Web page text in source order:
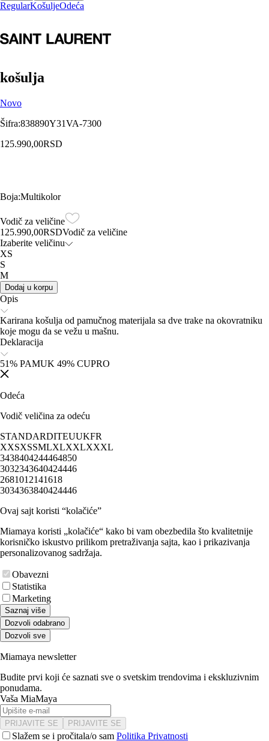
RegularKošuljeOdeća
košulja
Novo
Šifra:838890Y31VA-7300
125.990,00RSD
Boja:Multikolor
Vodič za veličine
125.990,00RSDVodič za veličine
Izaberite veličinu
XS
S
M
Dodaj u korpu
Opis
Karirana košulja od pamučnog materijala sa dve trake na okovratniku
koje mogu da se vežu u mašnu.
Deklaracija
51% PAMUK 49% CUPRO
Odeća
Vodič veličina za odeću
STANDARDITEUUKFR
XXSXSSMLXLXXLXXXL
3438404244464850
3032343640424446
2681012141618
3034363840424446
Ovaj sajt koristi “kolačiće”
Miamaya koristi „kolačiće“ kako bi vam obezbedila što kvalitetnije
korisničko iskustvo prilikom pretraživanja sajta, kao i prikazivanja
personalizovanog sadržaja.
Obavezni
Statistika
Marketing
Saznaj više
Dozvoli odabrano
Dozvoli sve
Miamaya newsletter
Budite prvi koji će saznati sve o svetskim trendovima i ekskluzivnim
ponudama.
Vaša MiaMaya
PRIJAVITE SE PRIJAVITE SE
Slažem se i pročitala/o sam Politika Privatnosti